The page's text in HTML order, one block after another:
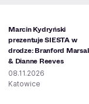
Marcin Kydryński
prezentuje SIESTA w
drodze: Branford
& Dianne Reeves
08.11.2026
Katowice